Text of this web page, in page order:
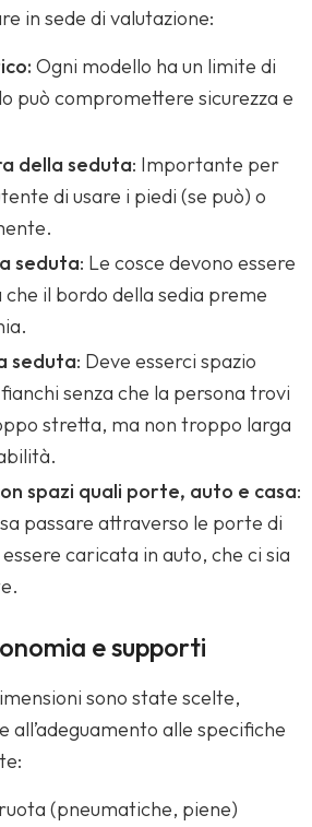
in sede di valutazione:
Ogni modello ha un limite di
può compromettere sicurezza e
della seduta: Importante per
di usare i piedi (se può) o
seduta: Le cosce devono essere
che il bordo della sedia preme
seduta: Deve esserci spazio
senza che la persona trovi
stretta, ma non troppo larga
spazi quali porte, auto e casa:
passare attraverso le porte di
caricata in auto, che ci sia
e supporti
sono state scelte,
all’adeguamento alle specifiche
(pneumatiche, piene)